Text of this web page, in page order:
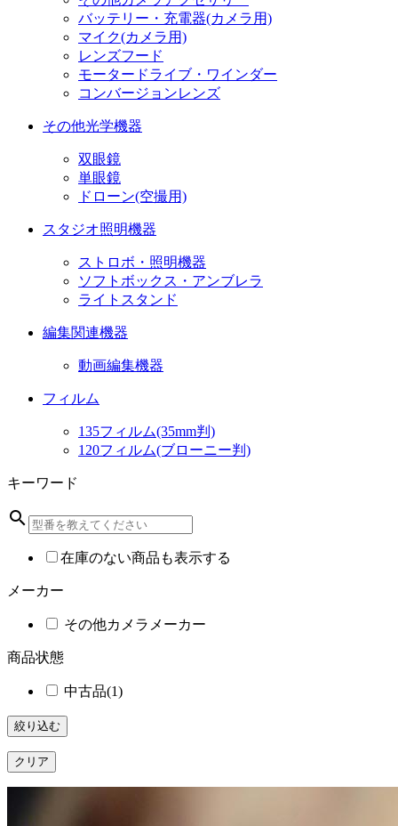
バッテリー・充電器(カメラ用)
マイク(カメラ用)
レンズフード
モータードライブ・ワインダー
コンバージョンレンズ
その他光学機器
双眼鏡
単眼鏡
ドローン(空撮用)
スタジオ照明機器
ストロボ・照明機器
ソフトボックス・アンブレラ
ライトスタンド
編集関連機器
動画編集機器
フィルム
135フィルム(35mm判)
120フィルム(ブローニー判)
キーワード
search
在庫のない商品も表示する
メーカー
その他カメラメーカー
商品状態
中古品(1)
絞り込む
クリア